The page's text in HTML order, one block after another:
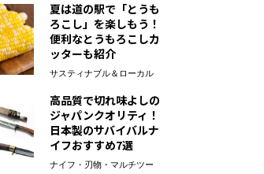
夏は道の駅で「とうも
ろこし」を楽しもう！
便利なとうもろこしカ
ッターも紹介
サスティナブル＆ローカル
高品質で切れ味よしの
ジャパンクオリティ！
日本製のサバイバルナ
イフおすすめ7選
ナイフ・刃物・マルチツー